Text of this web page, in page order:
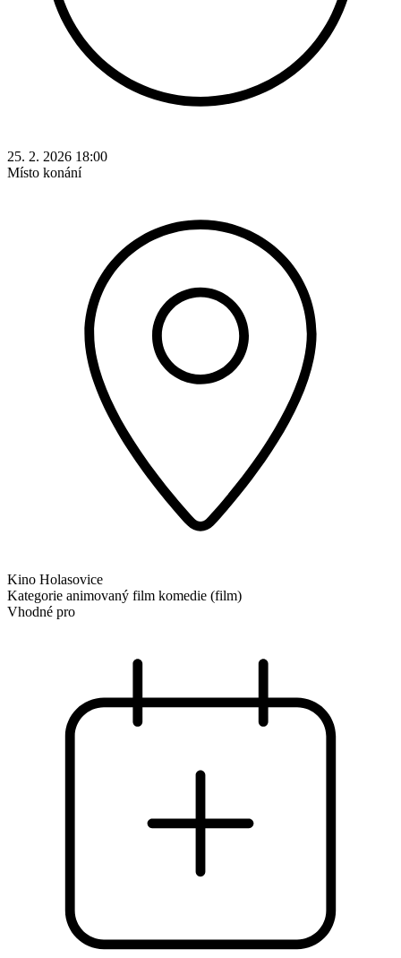
25. 2. 2026 18:00
Místo konání
Kino Holasovice
Kategorie animovaný film komedie (film)
Vhodné pro